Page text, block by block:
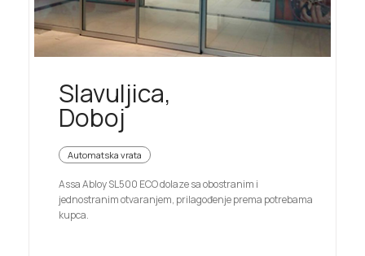
Slavuljica,
Doboj
Automatska vrata
Assa Abloy SL500 ECO dolaze sa obostranim i
jednostranim otvaranjem, prilagođenje prema potrebama
kupca.